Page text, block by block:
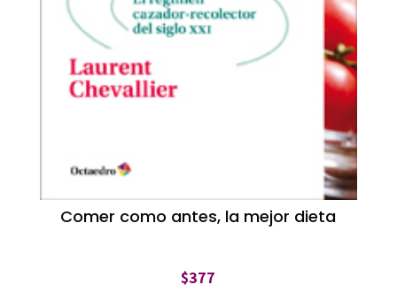
Comer como antes, la mejor dieta
$377